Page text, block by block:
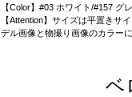
【Color】#03 ホワイト/#157 グ
【Attention】サイズは平置きサ
デル画像と物撮り画像のカラー
ベ